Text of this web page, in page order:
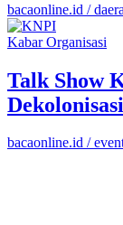
bacaonline.id /
Kabar Organisasi
Talk Show
bacaonline.id /